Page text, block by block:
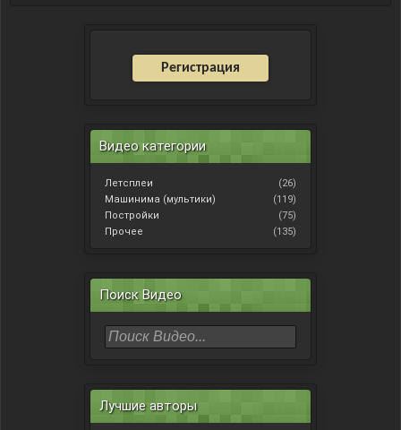
Регистрация
Видео категории
Летсплеи
(26)
Машинима (мультики)
(119)
Постройки
(75)
Прочее
(135)
Поиск Видео
Лучшие авторы